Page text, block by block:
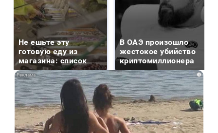
Не ешьте эту
готовую еду из
магазина: список
В ОАЭ произошло
жестокое убийство
криптомиллионера
i